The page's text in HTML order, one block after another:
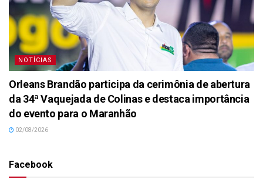
NOTÍCIAS
Orleans Brandão participa da cerimônia de abertura
da 34ª Vaquejada de Colinas e destaca importância
do evento para o Maranhão
02/08/2026
Facebook